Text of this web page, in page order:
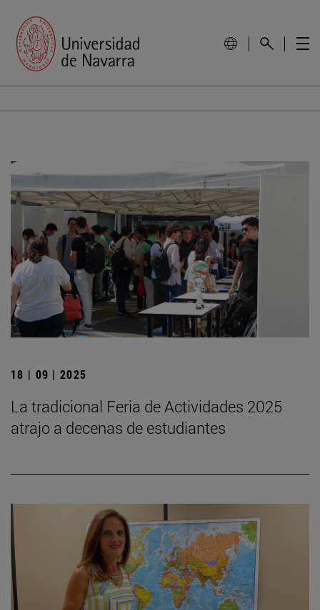
18 | 09 | 2025
La tradicional Feria de Actividades 2025
atrajo a decenas de estudiantes